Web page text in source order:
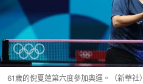
61歲的倪夏蓮第六度參加奧運。（新華社）